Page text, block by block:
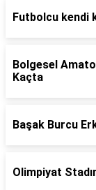
Futbolcu kendi
Bolgesel
Kaçta
Başak Burcu
Olimpiyat